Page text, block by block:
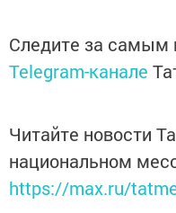
Следите за
Telegram-канале
Читайте новости
национальном
https://max.ru/